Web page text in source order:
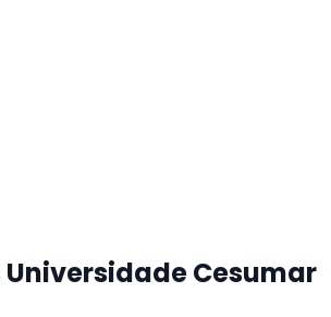
Universidade Cesumar